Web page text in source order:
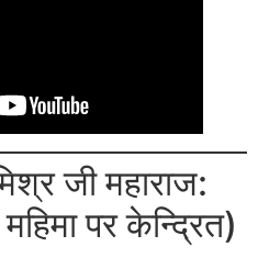
जी महाराज:
पर केन्द्रित)